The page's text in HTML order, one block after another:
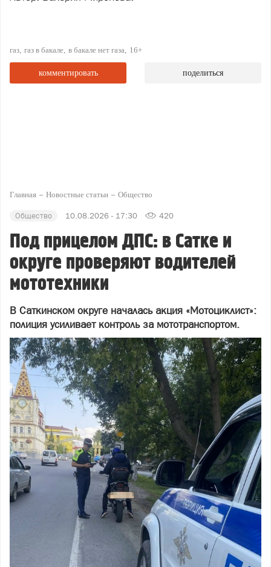
газ газ в бакале в бакале нет газа 16+
комментировать поделиться
Главная Новостные статьи Общество
Общество 10.08.2026 - 17:30 420
Под прицелом ДПС: в Сатке и
округе проверяют водителей
мототехники
В Саткинском округе началась акция «Мотоциклист»:
полиция усиливает контроль за мототранспортом.